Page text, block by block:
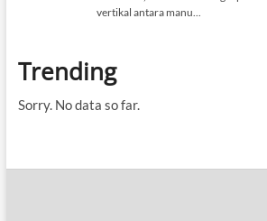
Trending
Sorry. No data so far.